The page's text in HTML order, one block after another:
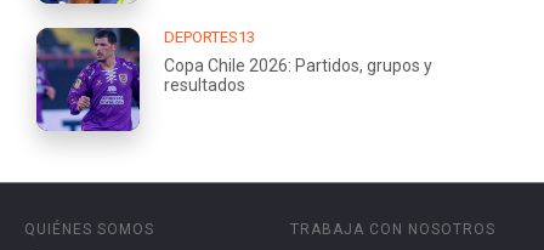
DEPORTES13
Copa Chile 2026: Partidos, grupos y
resultados
QUIÉNES SOMOS
TRABAJA CON NOSOTROS